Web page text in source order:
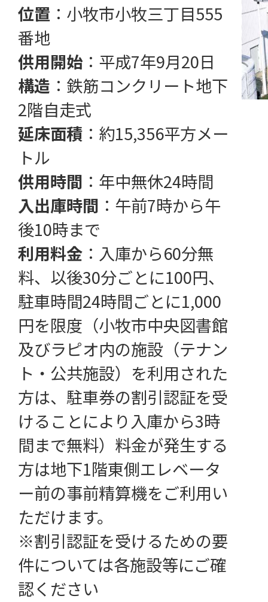
位置 ：小牧市小牧三丁目555
番地
供用開始 ：平成7年9月20日
構造 ：鉄筋コンクリート地下
2階自走式
延床面積 ：約15,356平方メー
トル
供用時間 ：年中無休24時間
入出庫時間 ：午前7時から午
後10時まで
利用料金 ：入庫から60分無
料、以後30分ごとに100円、
駐車時間24時間ごとに1,000
円を限度（小牧市中央図書館
及びラピオ内の施設（テナン
ト・公共施設）を利用された
方は、駐車券の割引認証を受
けることにより入庫から3時
間まで無料）料金が発生する
方は地下1階東側エレベータ
ー前の事前精算機をご利用い
ただけます。
※割引認証を受けるための要
件については各施設等にご確
認ください